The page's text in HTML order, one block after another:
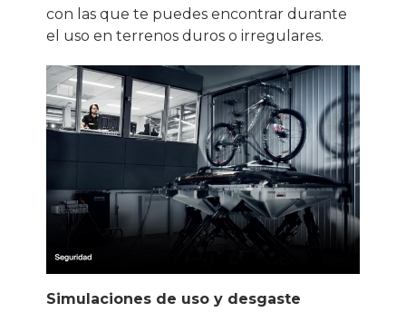
con las que te puedes encontrar durante
el uso en terrenos duros o irregulares.
Simulaciones de uso y desgaste